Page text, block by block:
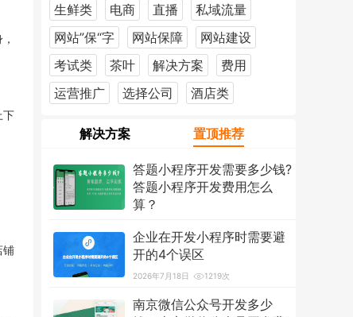
下
铺
生鲜类
电商 直播
私域流量
网站”保“字
网站保障
网站建设
考试类
茶叶 解决方案
费用
运营推广
选择公司 酒店类
解决方案 置顶推荐
答题小程序开发需要多少钱?
答题小程序开发费用怎么
算？
企业在开发小程序时需要避
开的4个误区
2026年7月18日 1219次
南京微信公众号开发多少